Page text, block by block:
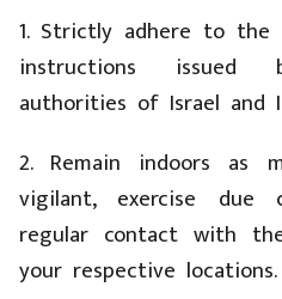
1. Strictly adhere to the
instructions
authorities of Israel and
2. Remain indoors as
vigilant, exercise due
regular contact with
your respective locations.